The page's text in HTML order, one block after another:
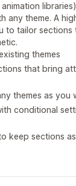
any theme. A
to tailor sections
themes
that bring
themes as you
conditional
keep sections